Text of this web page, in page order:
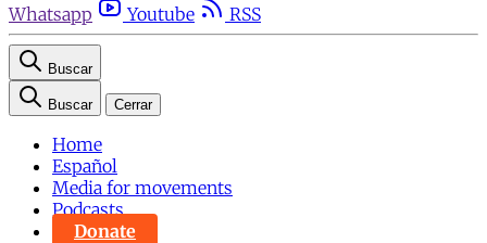
Whatsapp
Youtube RSS
Buscar
Buscar Cerrar
Home
Español
Media for movements
Podcasts
Donate